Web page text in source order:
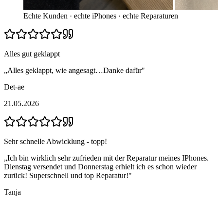
Echte Kunden · echte iPhones · echte Reparaturen
Alles gut geklappt
„Alles geklappt, wie angesagt…Danke dafür"
Det-ae
21.05.2026
Sehr schnelle Abwicklung - topp!
„Ich bin wirklich sehr zufrieden mit der Reparatur meines IPhones.
Dienstag versendet und Donnerstag erhielt ich es schon wieder
zurück! Superschnell und top Reparatur!"
Tanja